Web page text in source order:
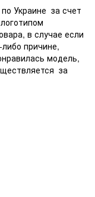
Украине за счет
в случае если
причине,
модель,
за